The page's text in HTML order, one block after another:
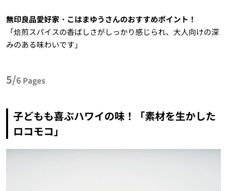
無印良品愛好家・こはまゆうさんのおすすめポイント！
「焙煎スパイスの香ばしさがしっかり感じられ、大人向けの深
みのある味わいです」
5/6 Pages
子どもも喜ぶハワイの味！「素材を生かした
ロコモコ」